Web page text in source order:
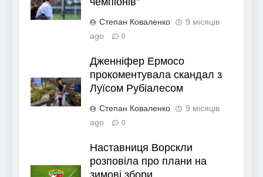
Степан Коваленко
9 місяців
ago
0
Дженніфер Ермосо
прокоментувала скандал з
Луїсом Рубіалесом
Степан Коваленко
9 місяців
ago
0
Наставниця Ворскли
розповіла про плани на
зимові збори